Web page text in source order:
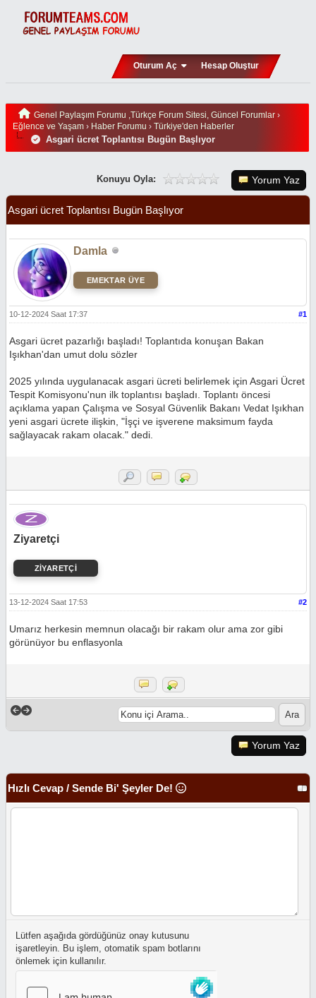
Oturum Aç Hesap Oluştur
Genel Paylaşım Forumu ,Türkçe Forum Sitesi, Güncel Forumlar ›
Eğlence ve Yaşam › Haber Forumu › Türkiye'den Haberler
Asgari ücret Toplantısı Bugün Başlıyor
Yorum Yaz
Konuyu Oyla:
Asgari ücret Toplantısı Bugün Başlıyor
Damla
EMEKTAR ÜYE
#1
10-12-2024 Saat 17:37
Asgari ücret pazarlığı başladı! Toplantıda konuşan Bakan
Işıkhan'dan umut dolu sözler
2025 yılında uygulanacak asgari ücreti belirlemek için Asgari Ücret
Tespit Komisyonu'nun ilk toplantısı başladı. Toplantı öncesi
açıklama yapan Çalışma ve Sosyal Güvenlik Bakanı Vedat Işıkhan
yeni asgari ücrete ilişkin, "İşçi ve işverene maksimum fayda
sağlayacak rakam olacak." dedi.
Ziyaretçi
ZİYARETÇİ
#2
13-12-2024 Saat 17:53
Umarız herkesin memnun olacağı bir rakam olur ama zor gibi
görünüyor bu enflasyonla
Yorum Yaz
Hızlı Cevap / Sende Bi' Şeyler De!
Lütfen aşağıda gördüğünüz onay kutusunu
işaretleyin. Bu işlem, otomatik spam botlarını
önlemek için kullanılır.